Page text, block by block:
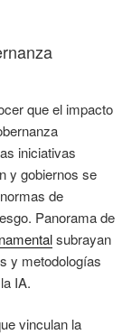
que el impacto
iniciativas
y gobiernos se
de
Panorama de
subrayan
y metodologías
IA.
vinculan la